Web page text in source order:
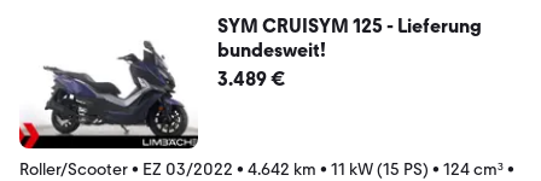
SYM CRUISYM 125 - Lieferung
bundesweit!
3.489 €
Roller/Scooter• EZ 03/2022 • 4.642 km • 11 kW (15 PS) • 124 cm³•